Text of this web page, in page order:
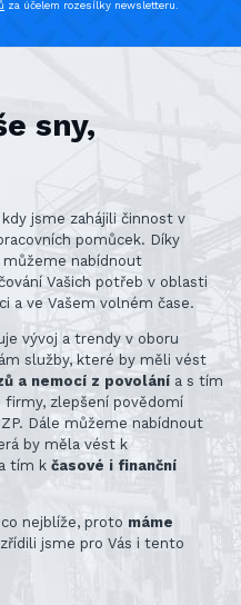
za účelem rozesílky newsletteru.
sny,
kdy jsme zahájili činnost v
pomůcek. Díky
můžeme nabídnout
Vašich potřeb v oblasti
a ve Vašem volném čase.
vývoj a trendy v oboru
služby, které by měli vést
a nemocí z povolání a s tím
firmy, zlepšení povědomí
Dále můžeme nabídnout
by měla vést k
a tím kčasové i finanční
nejblíže, proto máme
jsme pro Vás i tento